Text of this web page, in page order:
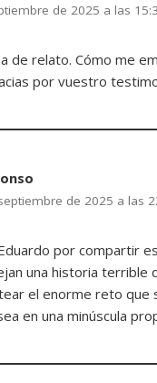
de 2025 a las
de relato. Cómo me
por vuestro
de 2025 a las
por compartir
una historia terrible
el enorme reto que
en una minúscula